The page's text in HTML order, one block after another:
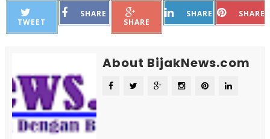
TWEET
SHARE
SHARE
SHARE SHARE
About BijakNews.com